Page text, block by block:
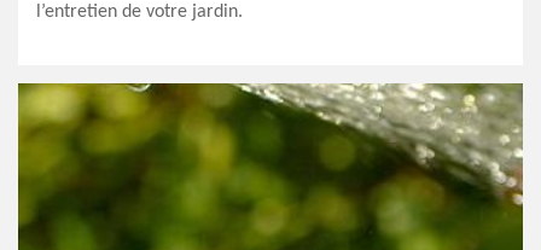
l’entretien de votre jardin.